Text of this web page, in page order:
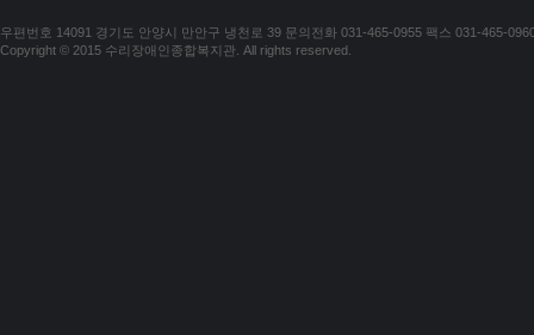
우편번호 14091 경기도 안양시 만안구 냉천로 39 문의전화 031-465-0955 팩스 031-465-
Copyright © 2015 수리장애인종합복지관. All rights reserved.